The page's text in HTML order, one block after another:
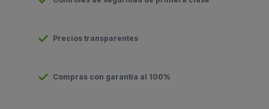
Precios transparentes
Compras con garantía al 100%